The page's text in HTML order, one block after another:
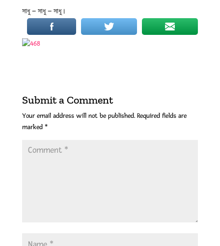
সাধু – সাধু – সাধু।
Submit a Comment
Your email address will not be published. Required fields are
marked *